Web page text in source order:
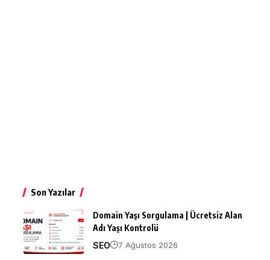
Son Yazılar
Domain Yaşı Sorgulama | Ücretsiz Alan
Adı Yaşı Kontrolü
SEO
7 Ağustos 2026